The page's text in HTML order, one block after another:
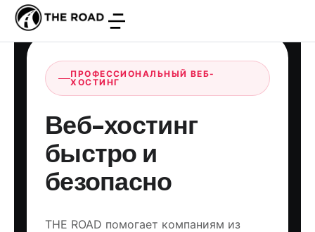
ПРОФЕССИОНАЛЬНЫЙ ВЕБ-
ХОСТИНГ
Веб-хостинг
быстро и
безопасно
THE ROAD помогает компаниям из